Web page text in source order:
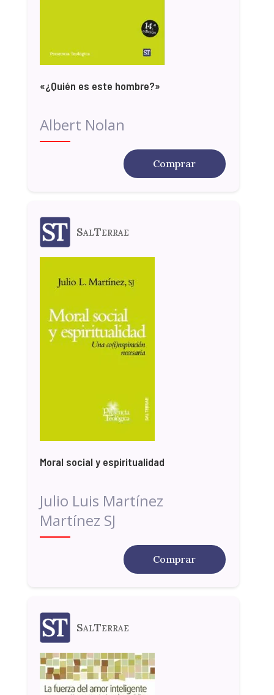
«¿Quién es este hombre?»
Albert Nolan
Comprar
SalTerrae
Moral social y espiritualidad
Julio Luis Martínez
Martínez SJ
Comprar
SalTerrae